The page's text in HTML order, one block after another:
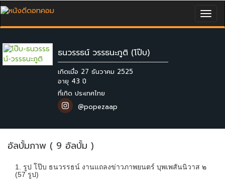
ธนวรรธน์ วรรธนะภูติ (โป๊บ)
เกิดเมื่อ 27 ธันวาคม 2525
ที่เกิด ประเทศไทย
@popezaap
อัลบั้มภาพ ( 9 อัลบั้ม )
1. รูป โป๊บ ธนวรรธน์ งานแถลงข่าวภาพยนตร์ บุพเพสันนิวาส ๒
(57 รูป)